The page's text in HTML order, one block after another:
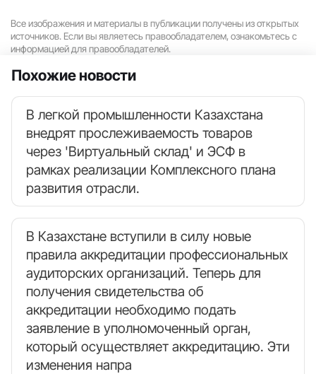
Все изображения и материалы в публикации получены из открытых
источников. Если вы являетесь правообладателем, ознакомьтесь с
информацией для правообладателей.
Похожие новости
В легкой промышленности Казахстана
внедрят прослеживаемость товаров
через 'Виртуальный склад' и ЭСФ в
рамках реализации Комплексного плана
развития отрасли.
В Казахстане вступили в силу новые
правила аккредитации профессиональных
аудиторских организаций. Теперь для
получения свидетельства об
аккредитации необходимо подать
заявление в уполномоченный орган,
который осуществляет аккредитацию. Эти
изменения напра